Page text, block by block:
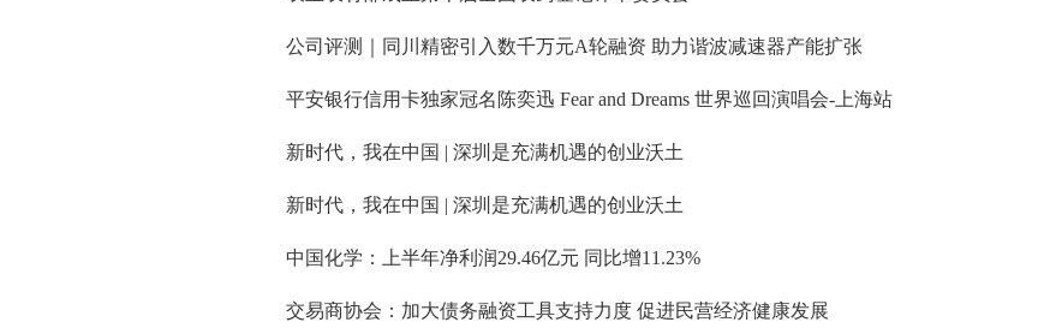
公司评测｜同川精密引入数千万元A轮融资 助力谐波减速器产能扩张
平安银行信用卡独家冠名陈奕迅 Fear and Dreams 世界巡回演唱会-上海站
新时代，我在中国 | 深圳是充满机遇的创业沃土
新时代，我在中国 | 深圳是充满机遇的创业沃土
中国化学：上半年净利润29.46亿元 同比增11.23%
交易商协会：加大债务融资工具支持力度 促进民营经济健康发展